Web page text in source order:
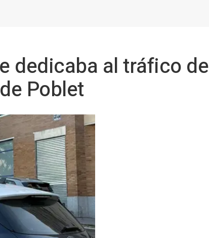
dedicaba al tráfico de
Poblet